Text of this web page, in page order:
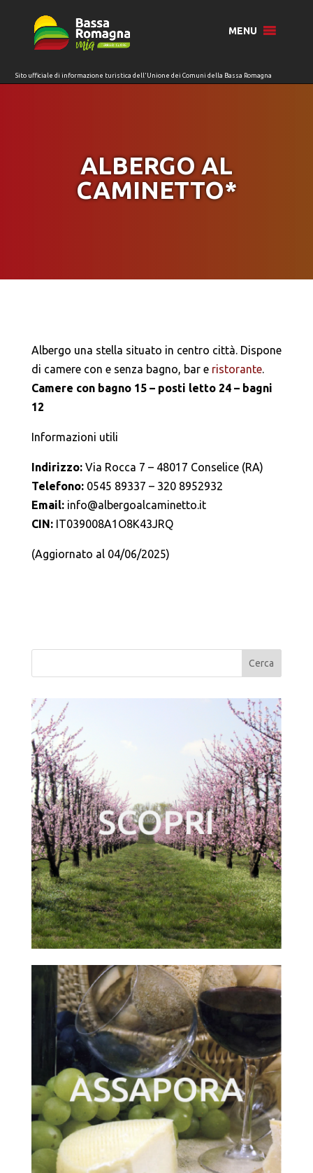
MENU
ALBERGO AL
CAMINETTO*
Albergo una stella situato in centro città. Dispone
di camere con e senza bagno, bar e ristorante.
Camere con bagno 15 – posti letto 24 – bagni
12
Informazioni utili
Indirizzo: Via Rocca 7 – 48017 Conselice (RA)
Telefono: 0545 89337 – 320 8952932
Email: info@albergoalcaminetto.it
CIN:IT039008A1O8K43JRQ
(Aggiornato al 04/06/2025)